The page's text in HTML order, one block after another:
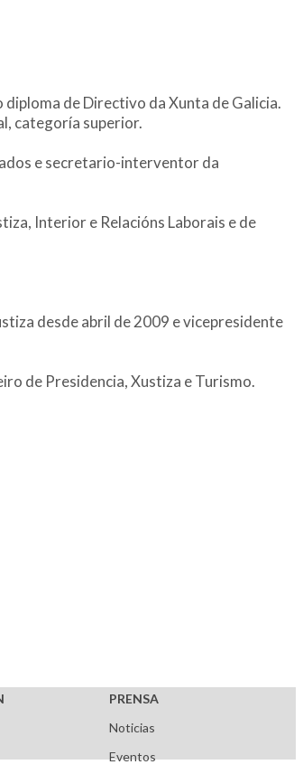
de Directivo da Xunta de Galicia.
categoría superior.
e secretario-interventor da
Interior e Relacións Laborais e de
desde abril de 2009 e vicepresidente
de Presidencia, Xustiza e Turismo.
PRENSA
Noticias
Eventos